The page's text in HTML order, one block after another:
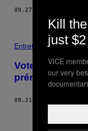
09.27.17
Entretenimento
Votem em nós
prémios
09.21.17
Kill
just
VICE
our very